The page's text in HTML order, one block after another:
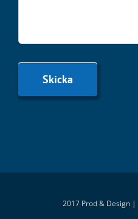
Skicka
2017 Prod & Design |